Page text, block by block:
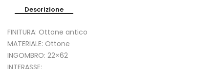
Descrizione
FINITURA: Ottone antico
MATERIALE: Ottone
INGOMBRO: 22×62
INTERASSE: